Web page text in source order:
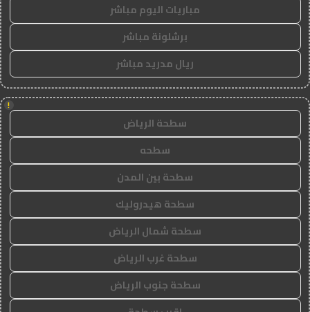
مباريات اليوم مباشر
برشلونة مباشر
ريال مدريد مباشر
!
سطحة الرياض
سطحه
سطحة بين المدن
سطحة هيدروليك
سطحة شمال الرياض
سطحة غرب الرياض
سطحة جنوب الرياض